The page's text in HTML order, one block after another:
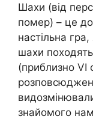
Шахи (від
помер) – це
настільна
шахи походять
(приблизно VI
знайомого